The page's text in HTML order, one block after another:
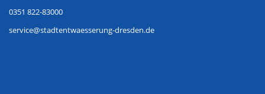
0351 822-83000
service@stadtentwaesserung-dresden.de